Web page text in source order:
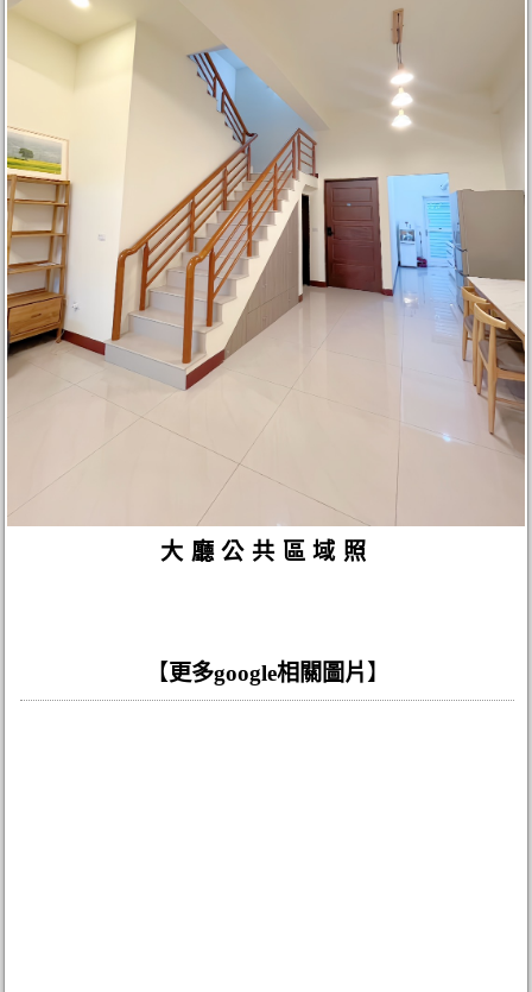
大廳公共區域照
【更多google相關圖片 】